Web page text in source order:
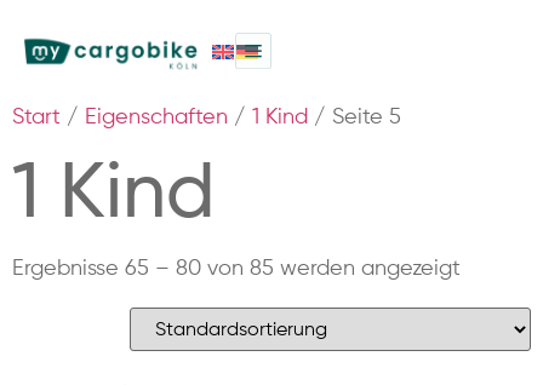
Start / Eigenschaften / 1 Kind / Seite 5
1 Kind
Ergebnisse 65 – 80 von 85 werden angezeigt